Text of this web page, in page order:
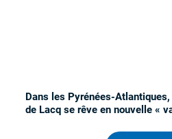
Dans les Pyrénées-
de Lacq se rêve en nouvelle «